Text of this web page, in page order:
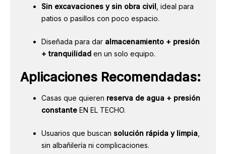
Sin excavaciones y sin obra civil , ideal para
patios o pasillos con poco espacio.
Diseñada para dar almacenamiento + presión
+ tranquilidad en un solo equipo.
Aplicaciones Recomendadas:
Casas que quieren reserva de agua + presión
constante EN EL TECHO.
Usuarios que buscan solución rápida y limpia
sin albañilería ni complicaciones.